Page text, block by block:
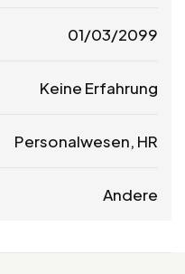
01/03/2099
Keine Erfahrung
Personalwesen, HR
Andere